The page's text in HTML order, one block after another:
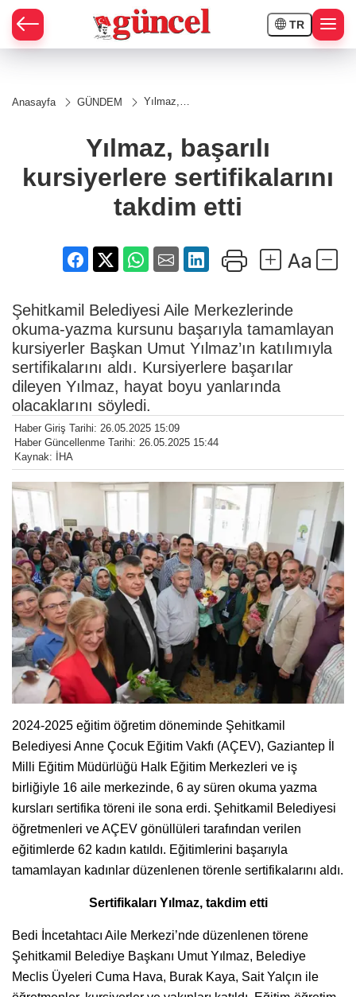
TR
Anasayfa GÜNDEM
Yılmaz,
sertifikalarını
takdim etti
Yılmaz, başarılı
kursiyerlere sertifikalarını
takdim etti
Şehitkamil Belediyesi Aile Merkezlerinde
okuma-yazma kursunu başarıyla tamamlayan
kursiyerler Başkan Umut Yılmaz’ın katılımıyla
sertifikalarını aldı. Kursiyerlere başarılar
dileyen Yılmaz, hayat boyu yanlarında
olacaklarını söyledi.
Haber Giriş Tarihi: 26.05.2025 15:09
Haber Güncellenme Tarihi: 26.05.2025 15:44
Kaynak: İHA
2024-2025 eğitim öğretim döneminde Şehitkamil
Belediyesi Anne Çocuk Eğitim Vakfı (AÇEV), Gaziantep İl
Milli Eğitim Müdürlüğü Halk Eğitim Merkezleri ve iş
birliğiyle 16 aile merkezinde, 6 ay süren okuma yazma
kursları sertifika töreni ile sona erdi. Şehitkamil Belediyesi
öğretmenleri ve AÇEV gönüllüleri tarafından verilen
eğitimlerde 62 kadın katıldı. Eğitimlerini başarıyla
tamamlayan kadınlar düzenlenen törenle sertifikalarını aldı.
Sertifikaları Yılmaz, takdim etti
Bedi İncetahtacı Aile Merkezi’nde düzenlenen törene
Şehitkamil Belediye Başkanı Umut Yılmaz, Belediye
Meclis Üyeleri Cuma Hava, Burak Kaya, Sait Yalçın ile